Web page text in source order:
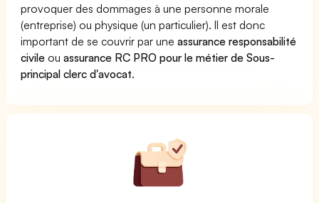
provoquer des dommages à une personne morale
(entreprise) ou physique (un particulier). Il est donc
important de se couvrir par uneassurance responsabilité
civile ouassurance RC PRO pour le métier de Sous-
principal clerc d'avocat.